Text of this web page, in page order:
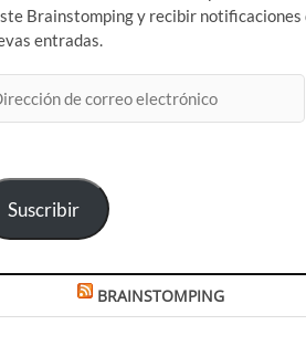
Brainstomping y recibir notificaciones
entradas.
Suscribir
BRAINSTOMPING